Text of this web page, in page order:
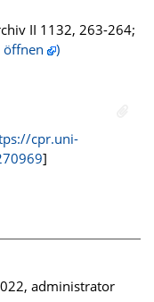
II 1132, 263-264;
öffnen )
cpr.uni-
]
administrator